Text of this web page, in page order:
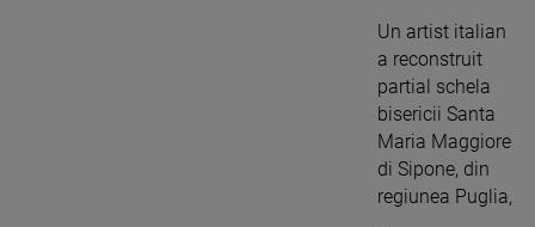
Un artist italian
a reconstruit
partial schela
bisericii Santa
Maria Maggiore
di Sipone, din
regiunea Puglia,